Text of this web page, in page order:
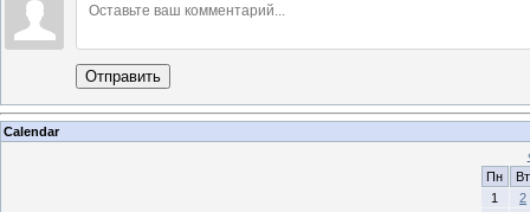
Отправить
Calendar
Пн
Вт
1
2